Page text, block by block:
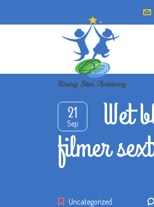
21
Sep
Wet
filmer
Uncategorized